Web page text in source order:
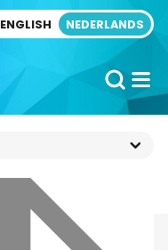
ENGLISH NEDERLANDS